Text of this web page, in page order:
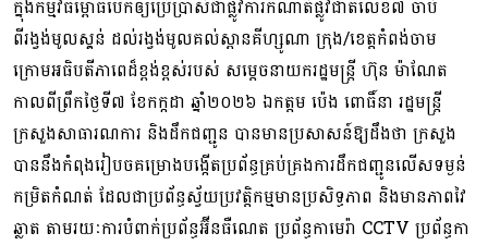
ក្នុងកម្មវិធីម្ពោធបើកឲ្យប្រើប្រាស់ជាផ្លូវការកំណាត់ផ្លូវជាតិលេខ៧ ចាប់
ពីរង្វង់មូលស្គន់ ដល់រង្វង់មូលគល់ស្ពានគីហ្សូណា ក្រុង/ខេត្តកំពង់ចាម
ក្រោមអធិបតីភាពេដ៏ខ្ពង់ខ្ពស់របស់ សម្តេចនាយករដ្ឋមន្រ្តី ហ៊ុន ម៉ាណែត
កាលពីព្រឹកថ្ងៃទី៧ ខែកក្កដា ឆ្នាំ២០២៦ ឯកត្តម ប៉េង ពោធិ៍នា រដ្ឋមន្រ្តី
ក្រសួងសាធារណការ និងដឹកជញ្ជូន បានមានប្រសាសន៍ឱ្យដឹងថា ក្រសួង
បាននឹងកំពុងរៀបចគម្រោងបង្កើតប្រព័ន្ធគ្រប់គ្រងការដឹកជញ្ជូនលើសទម្ងន់
កម្រិតកំណត់ ដែលជាប្រព័ន្ធស្វ័យប្រវត្តិកម្មមានប្រសិទ្ធភាព និងមានភាពវៃ
ឆ្លាត តាមរយៈការបំពាក់ប្រព័ន្ធអ៊ីនធឺណេត ប្រព័ន្ធកាមេរ៉ា CCTV ប្រព័ន្ធកា